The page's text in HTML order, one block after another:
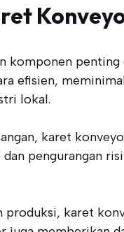
komponen
efisien,
lokal.
karet
pengurangan
produksi, karet